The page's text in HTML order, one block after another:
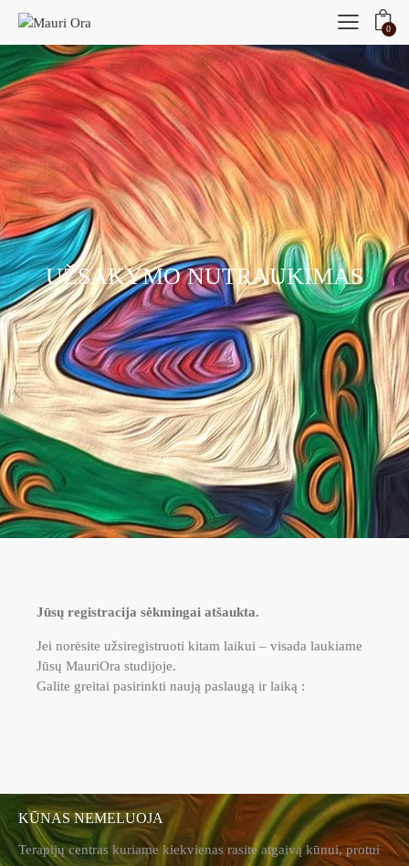
0
UŽSAKYMO NUTRAUKIMAS
Jūsų registracija sėkmingai atšaukta.
Jei norėsite užsiregistruoti kitam laikui – visada laukiame
Jūsų MauriOra studijoje.
Galite greitai pasirinkti naują paslaugą ir laiką :
KŪNAS NEMELUOJA
Terapijų centras kuriame kiekvienas rasite atgaivą kūnui, protui